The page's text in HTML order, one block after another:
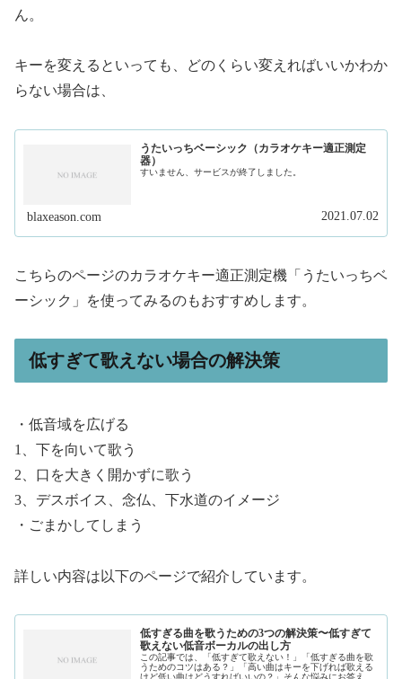
ん。
キーを変えるといっても、どのくらい変えればいいかわか
らない場合は、
うたいっちベーシック（カラオケキー適正測定
器）
すいません、サービスが終了しました。
blaxeason.com 2021.07.02
こちらのページのカラオケキー適正測定機「うたいっちベ
ーシック」を使ってみるのもおすすめします。
低すぎて歌えない場合の解決策
・低音域を広げる
1、下を向いて歌う
2、口を大きく開かずに歌う
3、デスボイス、念仏、下水道のイメージ
・ごまかしてしまう
詳しい内容は以下のページで紹介しています。
低すぎる曲を歌うための3つの解決策〜低すぎて
歌えない低音ボーカルの出し方
この記事では、「低すぎて歌えない！」「低すぎる曲を歌
うためのコツはある？」「高い曲はキーを下げれば歌える
けど低い曲はどうすればいいの？」そんな悩みにお答えし